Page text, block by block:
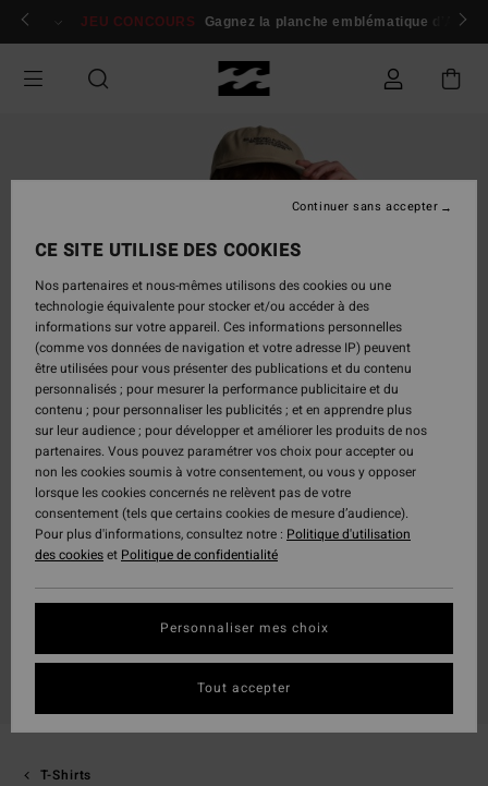
Passer
Se connecter / s'inscrire
JEU CONCOURS Gagnez la planche emblématique d'Andy
T-Shirts
CE SITE UTILISE DES COOKIES
Nos partenaires et nous-mêmes utilisons des cookies ou une
technologie équivalente pour stocker et/ou accéder à des
informations sur votre appareil. Ces informations personnelles
(comme vos données de navigation et votre adresse IP) peuvent
être utilisées pour vous présenter des publications et du contenu
personnalisés ; pour mesurer la performance publicitaire et du
contenu ; pour personnaliser les publicités ; et en apprendre plus
sur leur audience ; pour développer et améliorer les produits de nos
partenaires. Vous pouvez paramétrer vos choix pour accepter ou
non les cookies soumis à votre consentement, ou vous y opposer
lorsque les cookies concernés ne relèvent pas de votre
consentement (tels que certains cookies de mesure d’audience).
Pour plus d'informations, consultez notre : Politique d'utilisation
des cookieset Politique de confidentialité
Personnaliser mes choix
Continuer sans accepter
Tout accepter